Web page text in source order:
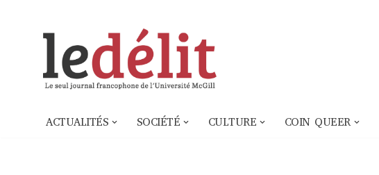
ACTUALITÉS SOCIÉTÉ CULTURE COIN QUEER